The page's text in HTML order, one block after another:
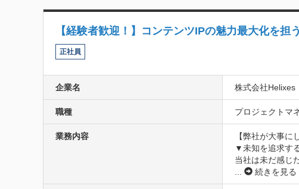
【経験者歓迎！】コンテンツIPの魅力最大化を担
正社員
企業名 株式会社Helixes
職種 プロジェクトマ
業務内容
【弊社が大事に
▼未知を追求する
当社は未だ感じ
続きを見る